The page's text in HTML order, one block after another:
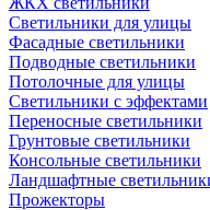
Светильники для улицы
Фасадные светильники
Подводные светильники
Потолочные для улицы
Светильники с эффектами
Переносные светильники
Грунтовые светильники
Консольные светильники
Ландшафтные
Прожекторы